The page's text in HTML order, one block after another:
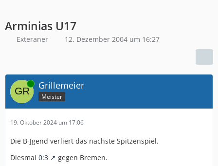
Arminias U17
Exteraner 12. Dezember 2004 um 16:27
Online Grillemeier
Meister
19. Oktober 2024 um 17:06
Die B-Jgend verliert das nächste Spitzenspiel.
Diesmal 0:3 gegen Bremen.